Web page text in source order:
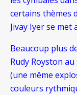
certains thèmes
Jivay Iyer se met
Beaucoup plus
Rudy Royston
(une même
couleurs